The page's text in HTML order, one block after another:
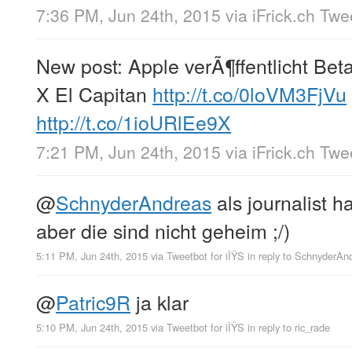
7:36 PM, Jun 24th, 2015 via iFrick.ch
New post: Apple verÃ¶ffentlicht
X El Capitan http://t.co/0loVM3FjVu
http://t.co/1ioURlEe9X
7:21 PM, Jun 24th, 2015 via iFrick.ch
@SchnyderAndreas als journalist
aber die sind nicht geheim ;/)
5:11 PM, Jun 24th, 2015 via Tweetbot for iÎŸS in reply to
@Patric9R ja klar
5:10 PM, Jun 24th, 2015 via Tweetbot for iÎŸS in reply to ric_rade